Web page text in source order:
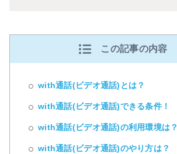
この記事の内容
with通話(ビデオ通話)とは？
with通話(ビデオ通話)できる条件！
with通話(ビデオ通話)の利用環境は？
with通話(ビデオ通話)のやり方は？